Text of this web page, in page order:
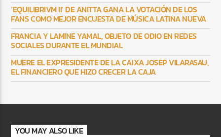
‘EQUILIBRIVM II’ DE ANITTA GANA LA VOTACIÓN DE LOS
FANS COMO MEJOR ENCUESTA DE MÚSICA LATINA NUEVA
FRANCIA Y LAMINE YAMAL, OBJETO DE ODIO EN REDES
SOCIALES DURANTE EL MUNDIAL
MUERE EL EXPRESIDENTE DE LA CAIXA JOSEP VILARASAU,
EL FINANCIERO QUE HIZO CRECER LA CAJA
YOU MAY ALSO LIKE